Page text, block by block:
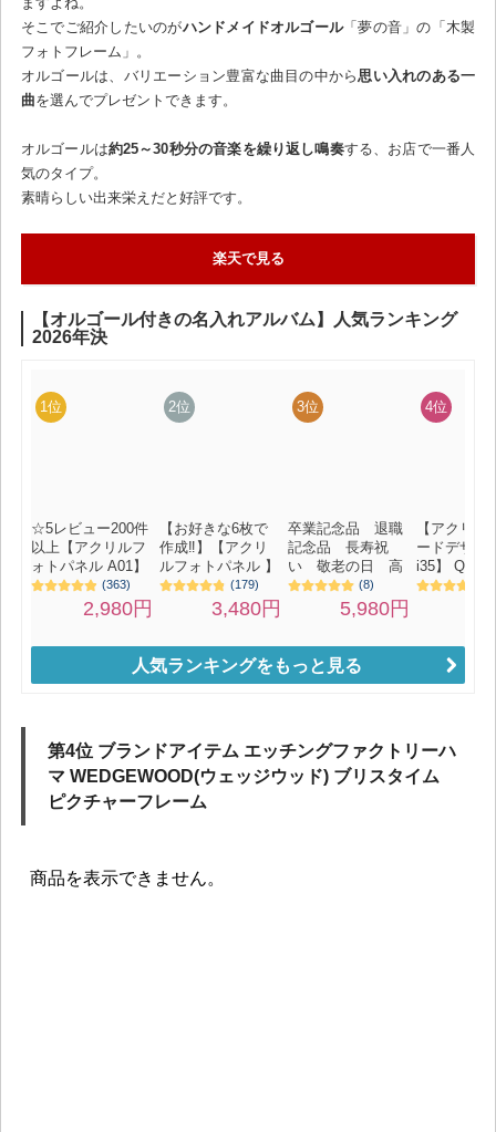
そこでご紹介したいのがハンドメイドオルゴール「夢の音」の「木製
フォトフレーム」。
オルゴールは、バリエーション豊富な曲目の中から思い入れのある一
曲を選んでプレゼントできます。
オルゴールは約25～30秒分の音楽を繰り返し鳴奏する、お店で一番人
気のタイプ。
素晴らしい出来栄えだと好評です。
楽天で見る
人気ランキングをもっと見る
第4位 ブランドアイテム エッチングファクトリーハ
マ WEDGEWOOD(ウェッジウッド) ブリスタイム
ピクチャーフレーム